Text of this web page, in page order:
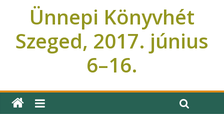
Ünnepi Könyvhét
Szeged, 2017. június
6–16.